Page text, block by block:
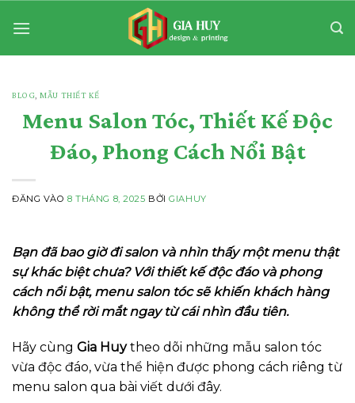
qua
BLOG ,MẪU THIẾT KẾ
Menu Salon Tóc, Thiết Kế Độc
Đáo, Phong Cách Nổi Bật
ĐĂNG VÀO8 THÁNG 8, 2025 BỞIGIAHUY
Bạn đã bao giờ đi salon và nhìn thấy một menu thật
sự khác biệt chưa? Với thiết kế độc đáo và phong
cách nổi bật, menu salon tóc sẽ khiến khách hàng
không thể rời mắt ngay từ cái nhìn đầu tiên.
Hãy cùng Gia Huytheo dõi những mẫu salon tóc
vừa độc đáo, vừa thể hiện được phong cách riêng từ
menu salon qua bài viết dưới đây.